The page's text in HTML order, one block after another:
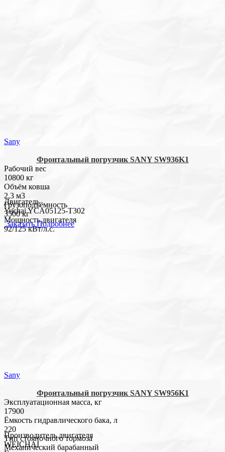
Sany
Фронтальный погрузчик SANY SW936K1
Рабочий вес
10800 кг
Объём ковша
2,3 м3
Грузоподъёмность
3500 кг
Двигатель
Yuchai YCA05125-T302
Мощность двигателя
92/125 кВт/л.с.
ЗаказатьПодробнее
Sany
Фронтальный погрузчик SANY SW956K1
Эксплуатационная масса, кг
17900
Ёмкость гидравлического бака, л
220
Тип стояночного тормоза
Механический барабанный
Производитель двигателя
WEICHAI